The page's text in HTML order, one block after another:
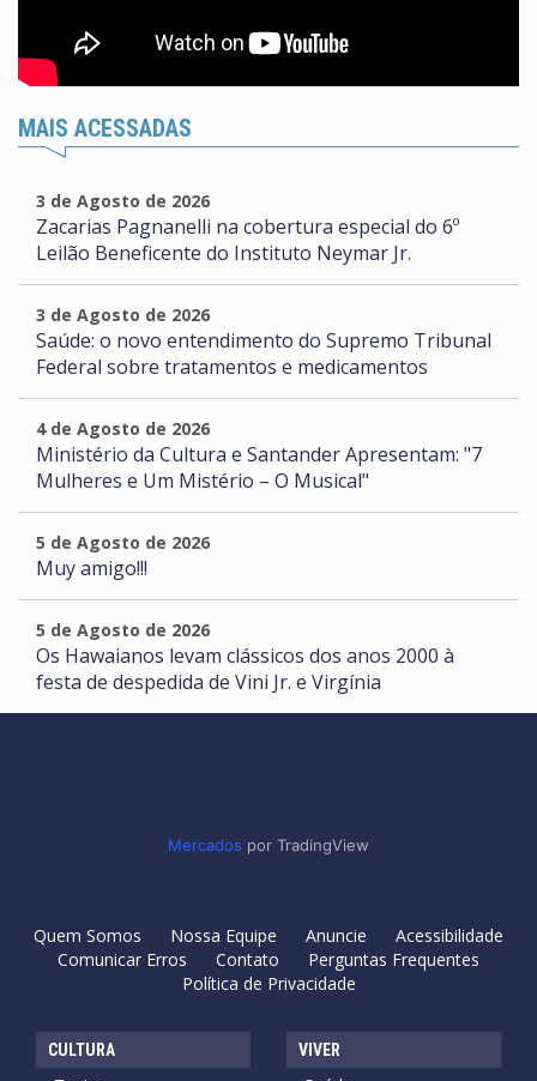
MAIS ACESSADAS
3 de Agosto de 2026
Zacarias Pagnanelli na cobertura especial do 6º
Leilão Beneficente do Instituto Neymar Jr.
3 de Agosto de 2026
Saúde: o novo entendimento do Supremo Tribunal
Federal sobre tratamentos e medicamentos
4 de Agosto de 2026
Ministério da Cultura e Santander Apresentam: "7
Mulheres e Um Mistério – O Musical"
5 de Agosto de 2026
Muy amigo!!!
5 de Agosto de 2026
Os Hawaianos levam clássicos dos anos 2000 à
festa de despedida de Vini Jr. e Virgínia
Mercados por TradingView
Quem Somos Nossa Equipe Anuncie
Acessibilidade
Comunicar Erros
Contato
Perguntas Frequentes
Política de Privacidade
CULTURA VIVER